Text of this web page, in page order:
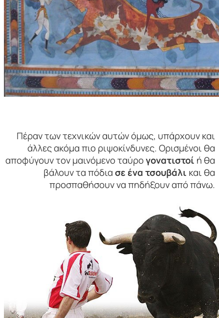
Πέραν των τεχνικών αυτών όμως, υπάρχουν και
άλλες ακόμα πιο ριψοκίνδυνες. Ορισμένοι θα
αποφύγουν τον μαινόμενο ταύρογονατιστοί ή θα
βάλουν τα πόδιασε ένα τσουβάλι και θα
προσπαθήσουν να πηδήξουν από πάνω.